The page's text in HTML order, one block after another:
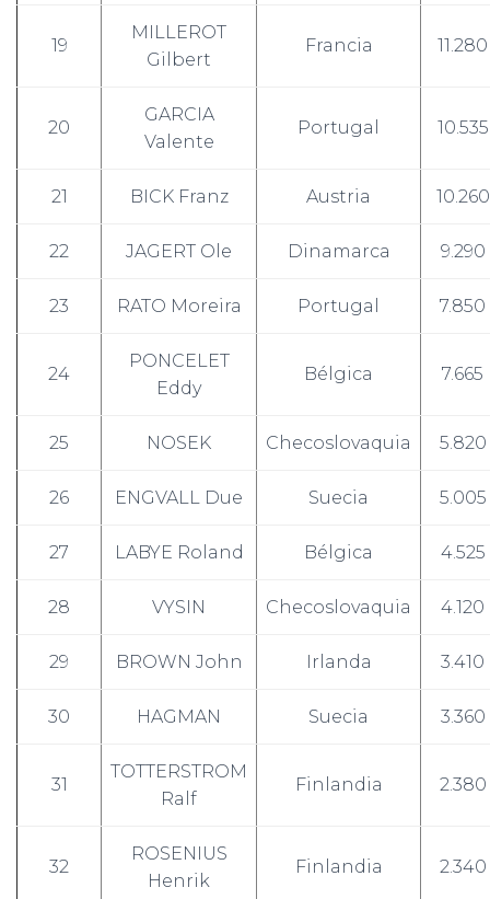
19
MILLEROT
Gilbert
Francia 11.280
20
GARCIA
Valente
Portugal 10.535
21 BICK Franz Austria 10.260
22 JAGERT Ole Dinamarca 9.290
23 RATO Moreira Portugal 7.850
24
PONCELET
Eddy
Bélgica 7.665
25 NOSEK Checoslovaquia 5.820
26 ENGVALL Due Suecia 5.005
27 LABYE Roland Bélgica 4.525
28 VYSIN Checoslovaquia 4.120
29 BROWN John Irlanda 3.410
30 HAGMAN Suecia 3.360
31
TOTTERSTROM
Ralf
Finlandia 2.380
32
ROSENIUS
Henrik
Finlandia 2.340